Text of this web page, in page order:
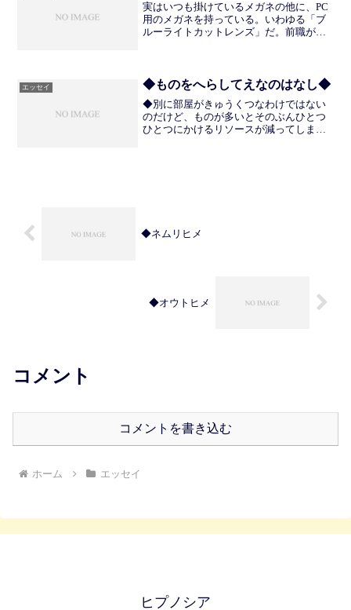
実はいつも掛けているメガネの他に、PC
用のメガネを持っている。いわゆる「ブ
ルーライトカットレンズ」だ。前職がパ
をこだわらずに買ってし...
エッセイ ◆ものをへらしてえなのはなし◆
◆別に部屋がきゅうくつなわけではない
のだけど、ものが多いとそのぶんひとつ
ひとつにかけるリソースが減ってしまう
◆ネムリヒメ
◆オウトヒメ
コメント
コメントを書き込む
ホーム エッセイ
ヒプノシア